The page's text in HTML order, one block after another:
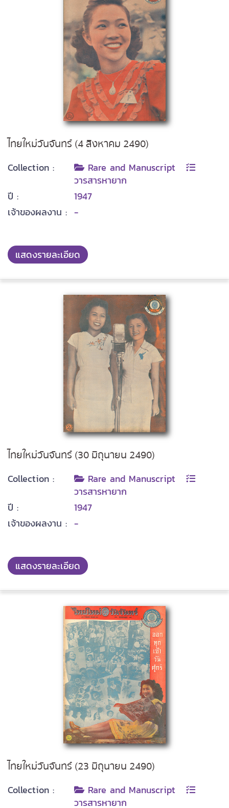
ไทยใหม่วันจันทร์ (4 สิงหาคม 2490)
Collection :
Rare and Manuscript
วารสารหายาก
ปี :
1947
เจ้าของผลงาน : -
แสดงรายละเอียด
ไทยใหม่วันจันทร์ (30 มิถุนายน 2490)
Collection :
Rare and Manuscript
วารสารหายาก
ปี :
1947
เจ้าของผลงาน : -
แสดงรายละเอียด
ไทยใหม่วันจันทร์ (23 มิถุนายน 2490)
Collection :
Rare and Manuscript
วารสารหายาก